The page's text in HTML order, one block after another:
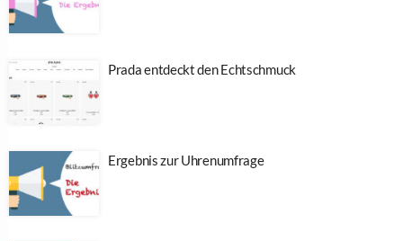
Prada entdeckt den Echtschmuck
Ergebnis zur Uhrenumfrage